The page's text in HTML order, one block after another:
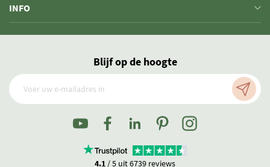
INFO
Blijf op de hoogte
4.1 / 5 uit 6739 reviews